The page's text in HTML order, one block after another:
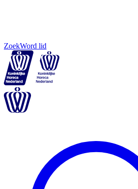
ZoekWord lid